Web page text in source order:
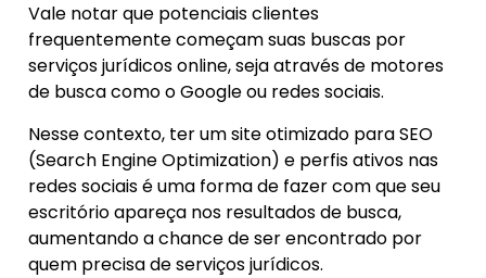
Vale notar que potenciais clientes
frequentemente começam suas buscas por
serviços jurídicos online, seja através de motores
de busca como o Google ou redes sociais.
Nesse contexto, ter um site otimizado para SEO
(Search Engine Optimization) e perfis ativos nas
redes sociais é uma forma de fazer com que seu
escritório apareça nos resultados de busca,
aumentando a chance de ser encontrado por
quem precisa de serviços jurídicos.